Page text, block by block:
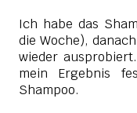
Ich habe das
die Woche),
wieder
mein Ergebnis
Shampoo.